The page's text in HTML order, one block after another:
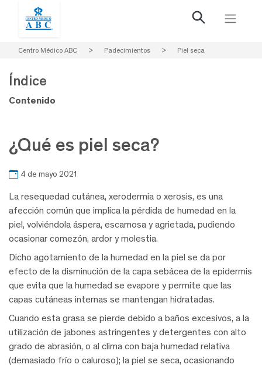
Centro Médico ABC > Padecimientos > Piel seca
¿Qué es piel seca?
4 de mayo 2021
La resequedad cutánea, xerodermia o xerosis, es una
afección común que implica la pérdida de humedad en la
piel, volviéndola áspera, escamosa y agrietada, pudiendo
ocasionar comezón, ardor y molestia.
Dicho agotamiento de la humedad en la piel se da por
efecto de la disminución de la capa sebácea de la epidermis
que evita que la humedad se evapore y permite que las
capas cutáneas internas se mantengan hidratadas.
Cuando esta grasa se pierde debido a baños excesivos, a la
utilización de jabones astringentes y detergentes con alto
grado de abrasión, o al clima con baja humedad relativa
(demasiado frío o caluroso); la piel se seca, ocasionando
Índice
Contenido